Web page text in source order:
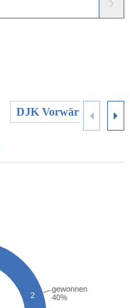
DJK Vorwärts Ahlen